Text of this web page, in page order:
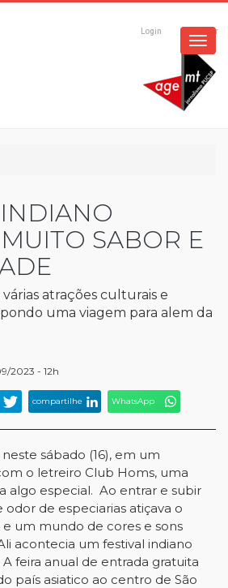
Login Registrar
SABOR E
atrações culturais e
uma viagem para alem da
2023 - 12h
compartilhe WhatsApp
sábado (16), em um
o letreiro Club Homs, uma
algo especial. Ao entrar e subir
odor de especiarias atiçava o
e um mundo de cores e sons
acontecia um festival indiano
feira anual de entrada gratuita
país asiatico ao centro de São